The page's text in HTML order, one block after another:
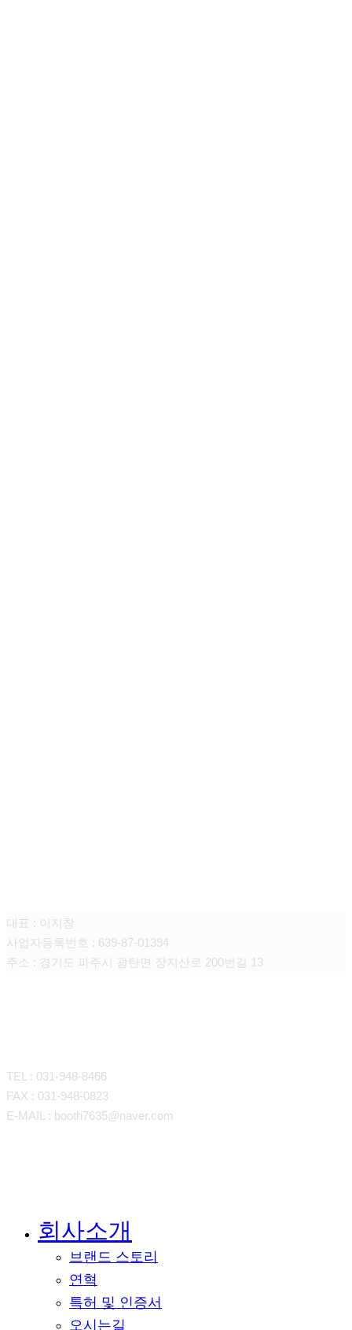
대표 : 이지창
사업자등록번호 : 639-87-01394
주소 : 경기도 파주시 광탄면 장지산로 200번길 13
TEL : 031-948-8466
FAX : 031-948-0823
E-MAIL : booth7635@naver.com
회사소개
브랜드 스토리
연혁
특허 및 인증서
오시는길